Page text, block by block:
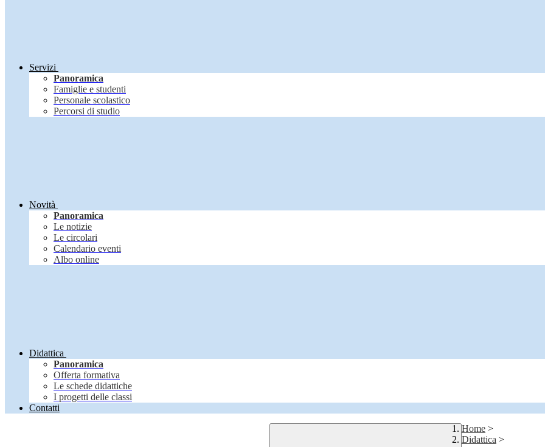
Servizi
Panoramica
Famiglie e studenti
Personale scolastico
Percorsi di studio
Novità
Panoramica
Le notizie
Le circolari
Calendario eventi
Albo online
Didattica
Panoramica
Offerta formativa
Le schede didattiche
I progetti delle classi
Contatti
Home >
Didattica >